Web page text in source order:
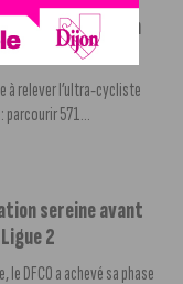
d’Or à vélo en
Victor Bosoni
à relever l’ultra-cycliste
571...
sereine avant
2
le DFCO a achevé sa phase